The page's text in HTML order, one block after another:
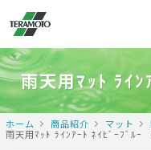
雨天用ﾏｯﾄ ﾗｲ
ホーム 商品紹介 マット
雨天用ﾏｯﾄ ﾗｲﾝｱｰﾄ ﾈｲﾋﾞｰﾌﾞﾙｰ 【